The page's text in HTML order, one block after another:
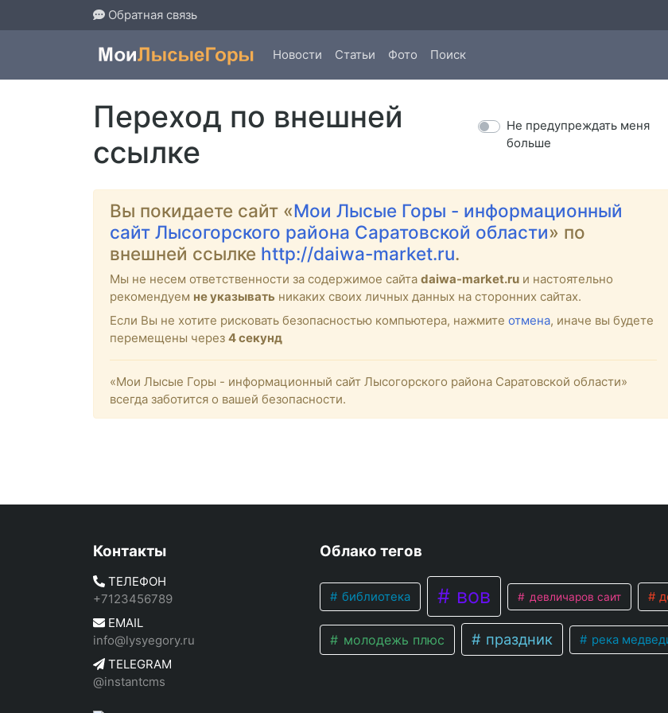
Обратная связь
Новости Статьи Фото Поиск
Переход по внешней
ссылке
Не предупреждать меня
больше
Вы покидаете сайт «Мои Лысые Горы - информационный
сайт Лысогорского района Саратовской области» по
внешней ссылке http://daiwa-market.ru.
Мы не несем ответственности за содержимое сайта daiwa-market.ru и настоятельно
рекомендуем не указывать никаких своих личных данных на сторонних сайтах.
Если Вы не хотите рисковать безопасностью компьютера, нажмите отмена, иначе вы будете
перемещены через 4секунд
«Мои Лысые Горы - информационный сайт Лысогорского района Саратовской области»
всегда заботится о вашей безопасности.
Контакты
ТЕЛЕФОН
+7123456789
EMAIL
info@lysyegory.ru
TELEGRAM
@instantcms
Облако тегов
библиотека вов девличаров саит
молодежь плюс праздник река